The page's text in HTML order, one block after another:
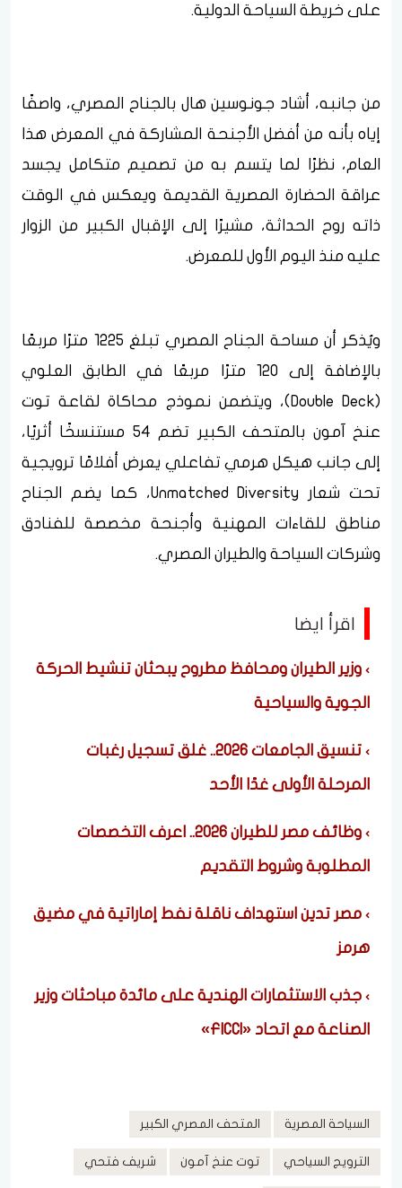
على خريطة السياحة الدولية.
من جانبه، أشاد جونوسين هال بالجناح المصري، واصفًا
إياه بأنه من أفضل الأجنحة المشاركة في المعرض هذا
العام، نظرًا لما يتسم به من تصميم متكامل يجسد
عراقة الحضارة المصرية القديمة ويعكس في الوقت
ذاته روح الحداثة، مشيرًا إلى الإقبال الكبير من الزوار
عليه منذ اليوم الأول للمعرض.
ويُذكر أن مساحة الجناح المصري تبلغ 1225 مترًا مربعًا
بالإضافة إلى 120 مترًا مربعًا في الطابق العلوي
(Double Deck)، ويتضمن نموذج محاكاة لقاعة توت
عنخ آمون بالمتحف الكبير تضم 54 مستنسخًا أثريًا،
إلى جانب هيكل هرمي تفاعلي يعرض أفلامًا ترويجية
تحت شعار Unmatched Diversity، كما يضم الجناح
مناطق للقاءات المهنية وأجنحة مخصصة للفنادق
وشركات السياحة والطيران المصري.
اقرأ ايضا
وزير الطيران ومحافظ مطروح يبحثان تنشيط الحركة
الجوية والسياحية
تنسيق الجامعات 2026.. غلق تسجيل رغبات
المرحلة الأولى غدًا الأحد
وظائف مصر للطيران 2026.. اعرف التخصصات
المطلوبة وشروط التقديم
مصر تدين استهداف ناقلة نفط إماراتية في مضيق
هرمز
جذب الاستثمارات الهندية على مائدة مباحثات وزير
الصناعة مع اتحاد «FICCI»
السياحة المصرية المتحف المصري الكبير
الترويج السياحي توت عنخ آمون شريف فتحي